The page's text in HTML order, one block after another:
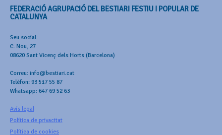
FEDERACIÓ AGRUPACIÓ DEL BESTIARI FESTIU I POPULAR DE
CATALUNYA
Seu social:
C. Nou, 27
08620 Sant Vicenç dels Horts (Barcelona)
Correu: info@bestiari.cat
Telèfon: 93 517 55 87
Whatsapp: 647 69 52 63
Avís legal
Política de privacitat
Política de cookies